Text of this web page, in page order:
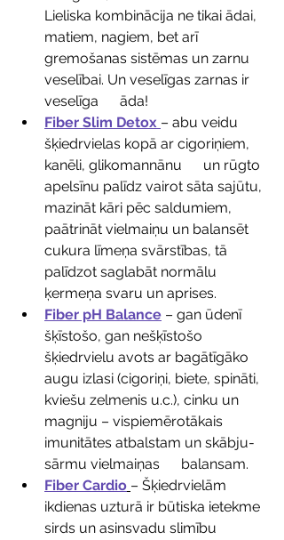
Lieliska kombinācija ne tikai ādai,
matiem, nagiem, bet arī
gremošanas sistēmas un zarnu
veselībai. Un veselīgas zarnas ir
veselīga      āda!
Fiber Slim Detox – abu veidu
šķiedrvielas kopā ar cigoriņiem,
kanēli, glikomannānu      un rūgto
apelsīnu palīdz vairot sāta sajūtu,
mazināt kāri pēc saldumiem,
paātrināt vielmaiņu un balansēt
cukura līmeņa svārstības, tā
palīdzot saglabāt normālu
ķermeņa svaru un aprises.
Fiber pH Balance – gan ūdenī
šķīstošo, gan nešķīstošo
šķiedrvielu avots ar bagātīgāko
augu izlasi (cigoriņi, biete, spināti,
kviešu zelmenis u.c.), cinku un
magniju – vispiemērotākais
imunitātes atbalstam un skābju-
sārmu vielmaiņas      balansam.
Fiber Cardio – Šķiedrvielām
ikdienas uzturā ir būtiska ietekme
sirds un asinsvadu slimību